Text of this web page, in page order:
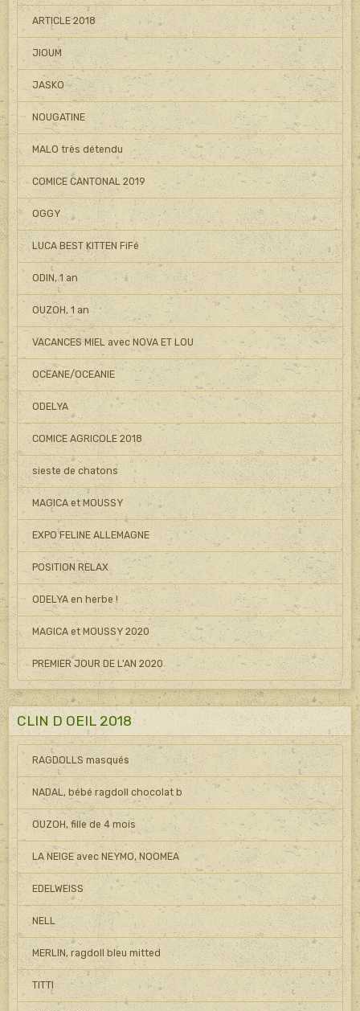
ARTICLE 2018
JIOUM
JASKO
NOUGATINE
MALO très détendu
COMICE CANTONAL 2019
OGGY
LUCA BEST KITTEN FiFé
ODIN, 1 an
OUZOH, 1 an
VACANCES MIEL avec NOVA ET LOU
OCEANE/OCEANIE
ODELYA
COMICE AGRICOLE 2018
sieste de chatons
MAGICA et MOUSSY
EXPO FELINE ALLEMAGNE
POSITION RELAX
ODELYA en herbe !
MAGICA et MOUSSY 2020
PREMIER JOUR DE L'AN 2020
CLIN D OEIL 2018
RAGDOLLS masqués
NADAL, bébé ragdoll chocolat b
OUZOH, fille de 4 mois
LA NEIGE avec NEYMO, NOOMEA
EDELWEISS
NELL
MERLIN, ragdoll bleu mitted
TITTI